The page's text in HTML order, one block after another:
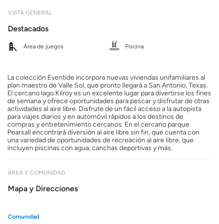
VISTA GENERAL
Destacados
Área de juegos Piscina
La colección Eventide incorpora nuevas viviendas unifamiliares al
plan maestro de Valle Sol, que pronto llegará a San Antonio, Texas.
El cercano lago Kilroy es un excelente lugar para divertirse los fines
de semana y ofrece oportunidades para pescar y disfrutar de otras
actividades al aire libre. Disfrute de un fácil acceso a la autopista
para viajes diarios y en automóvil rápidos a los destinos de
compras y entretenimiento cercanos. En el cercano parque
Pearsall encontrará diversión al aire libre sin fin, que cuenta con
una variedad de oportunidades de recreación al aire libre, que
incluyen piscinas con agua, canchas deportivas y más.
ÁREA Y COMUNIDAD
Mapa y Direcciones
Comunidad